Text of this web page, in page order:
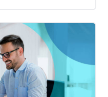
)を4月14日に機能
します。これによ
した顧客情報と
かした、精度の高い
の配信がSMSで可